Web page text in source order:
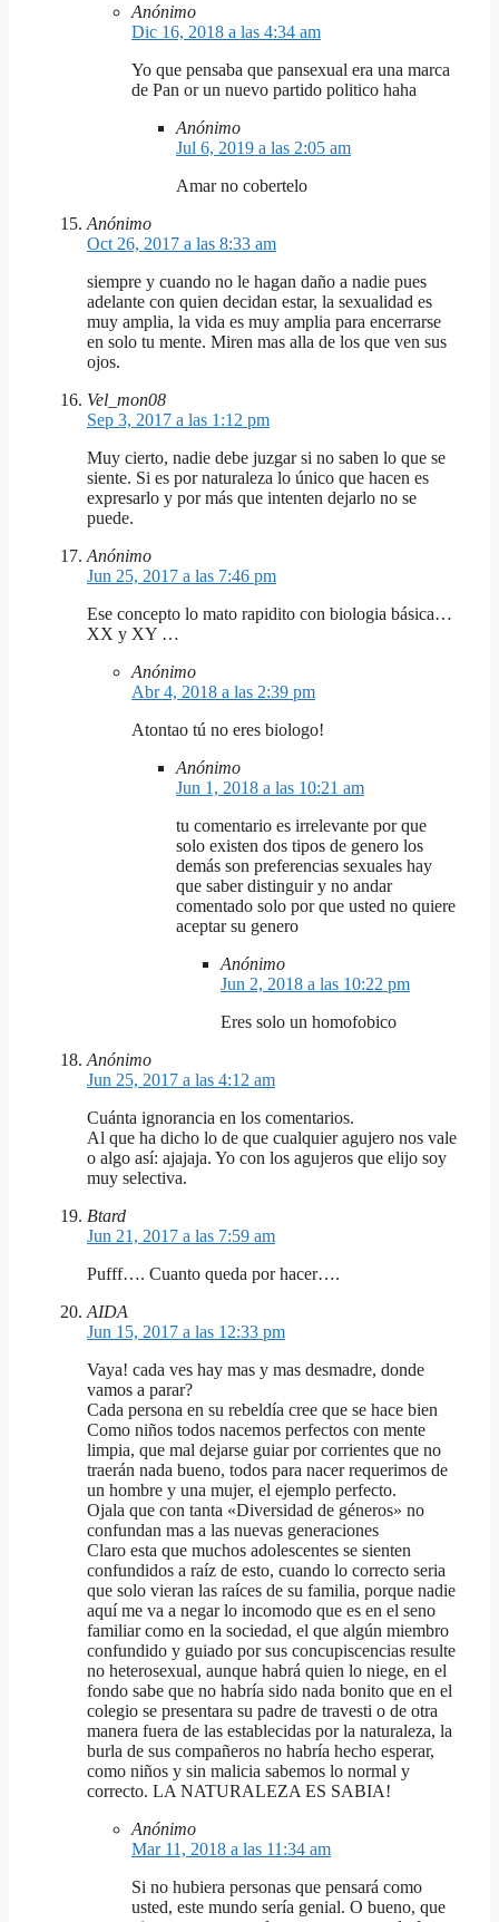
Anónimo
Dic 16, 2018 a las 4:34 am
Yo que pensaba que pansexual era una marca
de Pan or un nuevo partido politico haha
Anónimo
Jul 6, 2019 a las 2:05 am
Amar no cobertelo
Anónimo
Oct 26, 2017 a las 8:33 am
siempre y cuando no le hagan daño a nadie pues
adelante con quien decidan estar, la sexualidad es
muy amplia, la vida es muy amplia para encerrarse
en solo tu mente. Miren mas alla de los que ven sus
ojos.
Vel_mon08
Sep 3, 2017 a las 1:12 pm
Muy cierto, nadie debe juzgar si no saben lo que se
siente. Si es por naturaleza lo único que hacen es
expresarlo y por más que intenten dejarlo no se
puede.
Anónimo
Jun 25, 2017 a las 7:46 pm
Ese concepto lo mato rapidito con biologia básica…
XX y XY …
Anónimo
Abr 4, 2018 a las 2:39 pm
Atontao tú no eres biologo!
Anónimo
Jun 1, 2018 a las 10:21 am
tu comentario es irrelevante por que
solo existen dos tipos de genero los
demás son preferencias sexuales hay
que saber distinguir y no andar
comentado solo por que usted no quiere
aceptar su genero
Anónimo
Jun 2, 2018 a las 10:22 pm
Eres solo un homofobico
Anónimo
Jun 25, 2017 a las 4:12 am
Cuánta ignorancia en los comentarios.
Al que ha dicho lo de que cualquier agujero nos vale
o algo así: ajajaja. Yo con los agujeros que elijo soy
muy selectiva.
Btard
Jun 21, 2017 a las 7:59 am
Pufff…. Cuanto queda por hacer….
AIDA
Jun 15, 2017 a las 12:33 pm
Vaya! cada ves hay mas y mas desmadre, donde
vamos a parar?
Cada persona en su rebeldía cree que se hace bien
Como niños todos nacemos perfectos con mente
limpia, que mal dejarse guiar por corrientes que no
traerán nada bueno, todos para nacer requerimos de
un hombre y una mujer, el ejemplo perfecto.
Ojala que con tanta «Diversidad de géneros» no
confundan mas a las nuevas generaciones
Claro esta que muchos adolescentes se sienten
confundidos a raíz de esto, cuando lo correcto seria
que solo vieran las raíces de su familia, porque nadie
aquí me va a negar lo incomodo que es en el seno
familiar como en la sociedad, el que algún miembro
confundido y guiado por sus concupiscencias resulte
no heterosexual, aunque habrá quien lo niege, en el
fondo sabe que no habría sido nada bonito que en el
colegio se presentara su padre de travesti o de otra
manera fuera de las establecidas por la naturaleza, la
burla de sus compañeros no habría hecho esperar,
como niños y sin malicia sabemos lo normal y
correcto. LA NATURALEZA ES SABIA!
Anónimo
Mar 11, 2018 a las 11:34 am
Si no hubiera personas que pensará como
usted, este mundo sería genial. O bueno, que